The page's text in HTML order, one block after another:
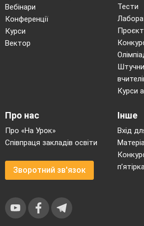
Вебінари
Конференції
Курси
Вектор
Тести
Курси
Про нас
Про «На Урок»
Співпраця закладів освіти
Зворотний зв'язок
Інше
Вхід